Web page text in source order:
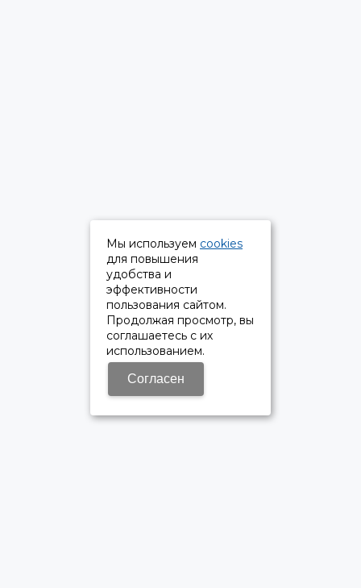
Мы используем cookies
для повышения
удобства и
эффективности
пользования сайтом.
Продолжая просмотр, вы
соглашаетесь с их
использованием.
Согласен